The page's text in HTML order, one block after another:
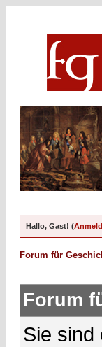
Hallo, Gast! (
Forum für
Forum
Sie sind